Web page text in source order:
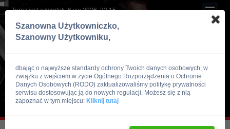
Teraz jest czwartek, 6 sie 2026, 22:15
Szanowna Użytkowniczko,
Szanowny Użytkowniku,
dbając o najwyższe standardy ochrony Twoich danych osobowych, w
związku z wejściem w życie Ogólnego Rozporządzenia o Ochronie
Danych Osobowych (RODO) zaktualizowaliśmy politykę prywatności
serwisu dostosowując ją do nowych regulacji. Możesz się z nią
zapoznać w tym miejscu: Kliknij tutaj